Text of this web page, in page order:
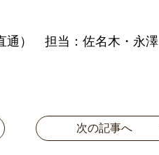
通） 担当：佐名木・永澤
次の記事へ